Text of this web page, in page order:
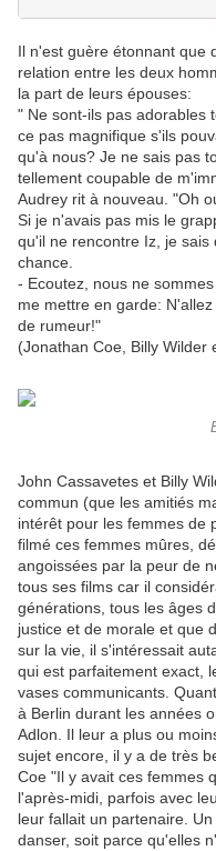
Il n'est guère étonnant que
relation entre les deux
la part de leurs épouses:
" Ne sont-ils pas adorables
ce pas magnifique s'ils
qu'à nous? Je ne sais pas
tellement coupable de
Audrey rit à nouveau. "Oh
Si je n'avais pas mis le
qu'il ne rencontre Iz, je
chance.
- Ecoutez, nous ne
me mettre en garde:
de rumeur!"
(Jonathan Coe, Billy Wilder
John Cassavetes et Billy
commun (que les amitiés
intérêt pour les femmes de
filmé ces femmes mûres,
angoissées par la peur de
tous ses films car il
générations, tous les âges
justice et de morale et que
sur la vie, il s'intéressait
qui est parfaitement exact,
vases communicants.
à Berlin durant les années
Adlon. Il leur a plus ou
sujet encore, il y a de très
Coe "Il y avait ces femmes
l'après-midi, parfois avec
leur fallait un partenaire.
danser, soit parce qu'elles